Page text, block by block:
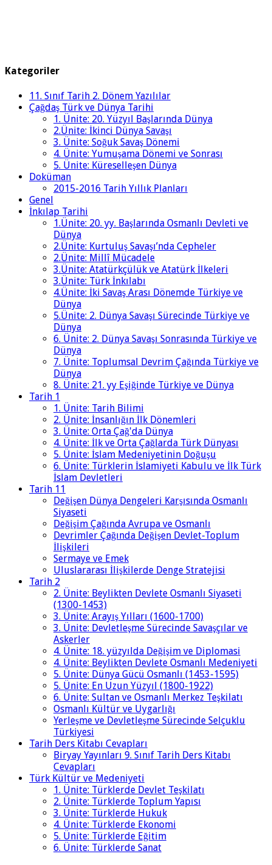
Kategoriler
11. Sınıf Tarih 2. Dönem Yazılılar
Çağdaş Türk ve Dünya Tarihi
1. Ünite: 20. Yüzyıl Başlarında Dünya
2.Ünite: İkinci Dünya Savaşı
3. Ünite: Soğuk Savaş Dönemi
4. Ünite: Yumuşama Dönemi ve Sonrası
5. Ünite: Küreselleşen Dünya
Doküman
2015-2016 Tarih Yıllık Planları
Genel
İnkılap Tarihi
1.Ünite: 20. yy. Başlarında Osmanlı Devleti ve
Dünya
2.Ünite: Kurtuluş Savaşı’nda Cepheler
2.Ünite: Millî Mücadele
3.Ünite: Atatürkçülük ve Atatürk İlkeleri
3.Ünite: Türk İnkılabı
4.Ünite: İki Savaş Arası Dönemde Türkiye ve
Dünya
5.Ünite: 2. Dünya Savaşı Sürecinde Türkiye ve
Dünya
6. Ünite: 2. Dünya Savaşı Sonrasında Türkiye ve
Dünya
7. Ünite: Toplumsal Devrim Çağında Türkiye ve
Dünya
8. Ünite: 21. yy Eşiğinde Türkiye ve Dünya
Tarih 1
1. Ünite: Tarih Bilimi
2. Ünite: İnsanlığın İlk Dönemleri
3. Ünite: Orta Çağ'da Dünya
4. Ünite: İlk ve Orta Çağlarda Türk Dünyası
5. Ünite: İslam Medeniyetinin Doğuşu
6. Ünite: Türklerin İslamiyeti Kabulu ve İlk Türk
İslam Devletleri
Tarih 11
Değişen Dünya Dengeleri Karşısında Osmanlı
Siyaseti
Değişim Çağında Avrupa ve Osmanlı
Devrimler Çağında Değişen Devlet-Toplum
İlişkileri
Sermaye ve Emek
Uluslararası İlişkilerde Denge Stratejisi
Tarih 2
2. Ünite: Beylikten Devlete Osmanlı Siyaseti
(1300-1453)
3. Ünite: Arayış Yılları (1600-1700)
3. Ünite: Devletleşme Sürecinde Savaşçılar ve
Askerler
4. Ünite: 18. yüzyılda Değişim ve Diplomasi
4. Ünite: Beylikten Devlete Osmanlı Medeniyeti
5. Ünite: Dünya Gücü Osmanlı (1453-1595)
5. Ünite: En Uzun Yüzyıl (1800-1922)
6. Ünite: Sultan ve Osmanlı Merkez Teşkilatı
Osmanlı Kültür ve Uygarlığı
Yerleşme ve Devletleşme Sürecinde Selçuklu
Türkiyesi
Tarih Ders Kitabı Cevapları
Biryay Yayınları 9. Sınıf Tarih Ders Kitabı
Cevapları
Türk Kültür ve Medeniyeti
1. Ünite: Türklerde Devlet Teşkilatı
2. Ünite: Türklerde Toplum Yapısı
3. Ünite: Türklerde Hukuk
4. Ünite: Türklerde Ekonomi
5. Ünite: Türklerde Eğitim
6. Ünite: Türklerde Sanat